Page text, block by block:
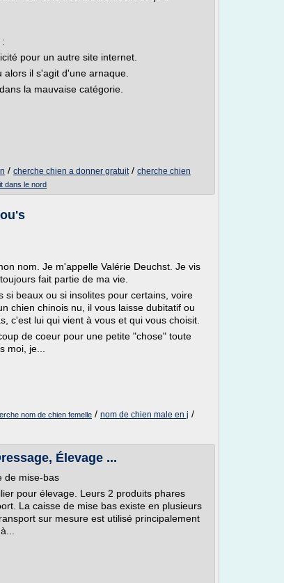
pour un autre site internet.
il s'agit d'une arnaque.
la mauvaise catégorie.
/ cherche chien a donner gratuit/ cherche chien
dans le nord
nom. Je m'appelle Valérie Deuchst. Je vis
fait partie de ma vie.
beaux ou si insolites pour certains, voire
chien chinois nu, il vous laisse dubitatif ou
c'est lui qui vient à vous et qui vous choisit.
de coeur pour une petite "chose" toute
moi, je...
nom de chien femelle / nom de chien male en j /
Élevage ...
de mise-bas
pour élevage. Leurs 2 produits phares
La caisse de mise bas existe en plusieurs
sur mesure est utilisé principalement